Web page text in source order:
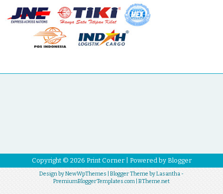
Copyright © 2026 Print Corner| Powered by Blogger
Design byNewWpThemes | Blogger Theme byLasantha -
PremiumBloggerTemplates.com BTheme.net